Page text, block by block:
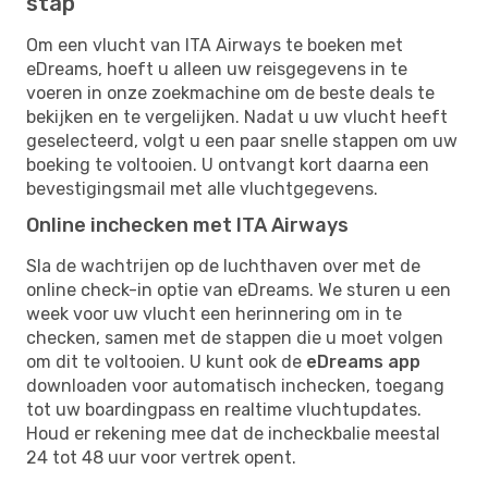
Om een ​​vlucht van ITA Airways te boeken met
eDreams, hoeft u alleen uw reisgegevens in te
voeren in onze zoekmachine om de beste deals te
bekijken en te vergelijken. Nadat u uw vlucht heeft
geselecteerd, volgt u een paar snelle stappen om uw
boeking te voltooien. U ontvangt kort daarna een
bevestigingsmail met alle vluchtgegevens.
Online inchecken met ITA Airways
Sla de wachtrijen op de luchthaven over met de
online check-in optie van eDreams. We sturen u een
week voor uw vlucht een herinnering om in te
checken, samen met de stappen die u moet volgen
om dit te voltooien. U kunt ook de eDreams app
downloaden voor automatisch inchecken, toegang
tot uw boardingpass en realtime vluchtupdates.
Houd er rekening mee dat de incheckbalie meestal
24 tot 48 uur voor vertrek opent.